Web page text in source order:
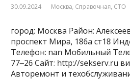
30.09.2024 Москва, Справочная, СТО
город: Москва Район:
проспект Мира, 186а ст18
Телефон: nan Мобильный
77‒26 Сайт: http://sekserv.ru
Авторемонт и